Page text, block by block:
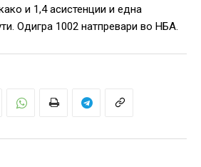
и 1,4 асистенции и една
Одигра 1002 натпревари во НБА.